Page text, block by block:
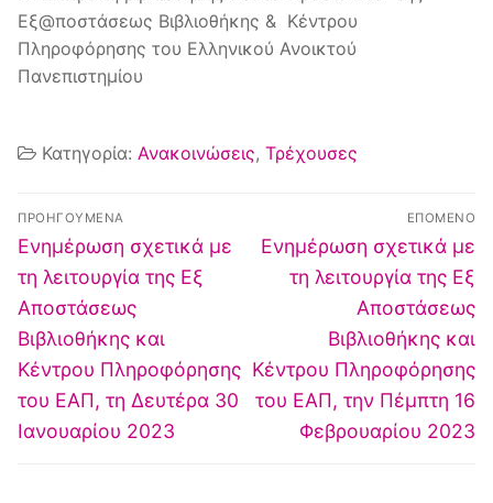
Ηλεκτρονικό υλικό ελεύθερης πρόσβασης
Κέντρο Ευρωπαϊκής Τεκμηρίωσης
Προσωπικό
Παραρτήματα
Eξ@ποστάσεως Βιβλιοθήκης & Κέντρου
Πληροφόρησης του Ελληνικού Ανοικτού
Πανεπιστημίου
Κατηγορία: Ανακοινώσεις, Τρέχουσες
ΠΡΟΗΓΟΎΜΕΝΑ
Ενημέρωση σχετικά με
τη λειτουργία της Εξ
Αποστάσεως
Βιβλιοθήκης και
Κέντρου Πληροφόρησης
του ΕΑΠ, τη Δευτέρα 30
Ιανουαρίου 2023
ΕΠΌΜΕΝΟ
Ενημέρωση σχετικά με
τη λειτουργία της Εξ
Αποστάσεως
Βιβλιοθήκης και
Κέντρου Πληροφόρησης
του ΕΑΠ, την Πέμπτη 16
Φεβρουαρίου 2023